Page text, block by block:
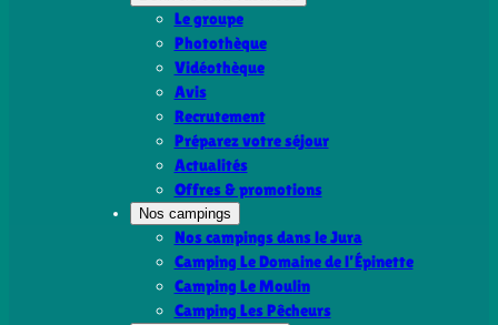
Le groupe
Photothèque
Vidéothèque
Avis
Recrutement
Préparez votre séjour
Actualités
Offres & promotions
Nos campings
Nos campings dans le Jura
Camping Le Domaine de l’Épinette
Camping Le Moulin
Camping Les Pêcheurs